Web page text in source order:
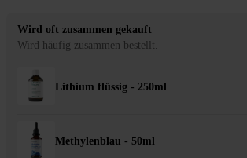
Wird oft zusammen gekauft
Wird häufig zusammen bestellt.
Lithium flüssig - 250ml
Methylenblau - 50ml